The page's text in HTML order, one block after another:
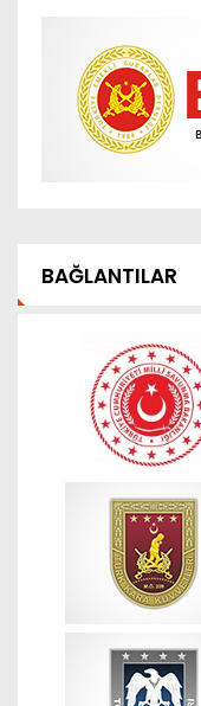
BAĞLANTILAR